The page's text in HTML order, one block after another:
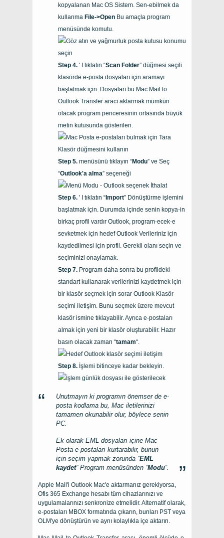
kopyalanan Mac OS Sistem. Sen-ebilmek da
kullanma File->Open Bu amaçla program
menüsünde komutu.
' I tıklatın “Scan Folder” düğmesi seçili
klasörde e-posta dosyaları için aramayı
başlatmak için. Dosyaları bu Mac Mail to
Outlook Transfer aracı aktarmak mümkün
olacak program penceresinin ortasında büyük
metin kutusunda gösterilen.
menüsünü tıklayın “Modu” ve Seç
“Outlook'a alma” seçeneği
' I tıklatın “Import” Dönüştürme işlemini
başlatmak için. Durumda içinde senin kopya-in
birkaç profil vardır Outlook , program-ecek-e
sevketmek için hedefOutlook Verileriniz için
kaydedilmesi için profil. Gerekli olanı seçin ve
seçiminizi onaylamak.
Program daha sonra bu profildeki
standart kullanarak verilerinizi kaydetmek için
bir klasör seçmek için sorar Outlook Klasör
seçimi iletişim. Bunu seçmek üzere mevcut
klasör ismine tıklayabilir. Ayrıca e-postaları
almak için yeni bir klasör oluşturabilir. Hazır
basın olacak zaman “tamam“.
İşlemi bitinceye kadar bekleyin.
Unutmayın ki programın önemser de e-
posta kodlama bu, Mac iletilerinizi
tamamen okunabilir olur, böylece senin
PC.
Ek olarak EML dosyaları içine Mac
Posta e-postaları kurtarabilir, bunun
için seçim yapmak zorunda “EML
kaydet” Program menüsünden “Modu“.
Apple Mail'i Outlook Mac'e aktarmanız gerekiyorsa,
Ofis 365 Exchange hesabı tüm cihazlarınızı ve
uygulamalarınızı senkronize etmelidir. Alternatif olarak,
e-postaları MBOX formatında çıkarın, bunları PST veya
OLM'ye dönüştürün ve aynı kolaylıkla içe aktarın.